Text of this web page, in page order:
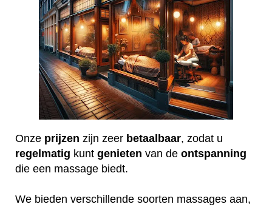
Onze prijzen zijn zeer betaalbaar, zodat u
regelmatig kunt genieten van de ontspanning
die een massage biedt.
We bieden verschillende soorten massages aan,